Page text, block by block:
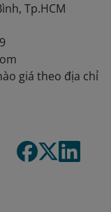
Tp.HCM
giá theo địa chỉ